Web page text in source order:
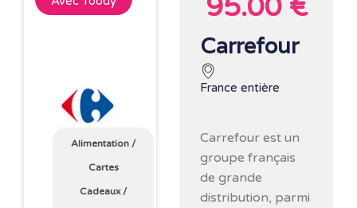
Alimentation /
Cartes
Cadeaux/
95.00 €
Carrefour
France entière
Carrefour est un
groupe français
de grande
distribution, parmi